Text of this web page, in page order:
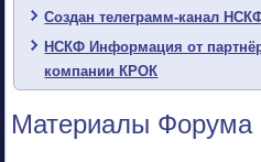
Создан телеграмм-канал
НСКФ Информация от
компании КРОК
Материалы Форума